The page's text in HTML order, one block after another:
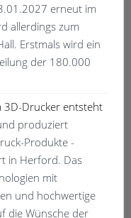
erneut im
allerdings zum
Erstmals wird ein
der 180.000
3D-Drucker entsteht
produziert
Produkte -
in Herford. Das
mit
und hochwertige
die Wünsche der